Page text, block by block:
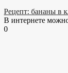
Рецепт: бананы в
В интернете
0